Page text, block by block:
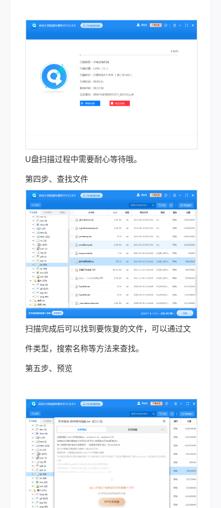
U盘扫描过程中需要耐心等待哦。
第四步、查找文件
扫描完成后可以找到要恢复的文件，可以通过文
件类型，搜索名称等方法来查找。
第五步、预览